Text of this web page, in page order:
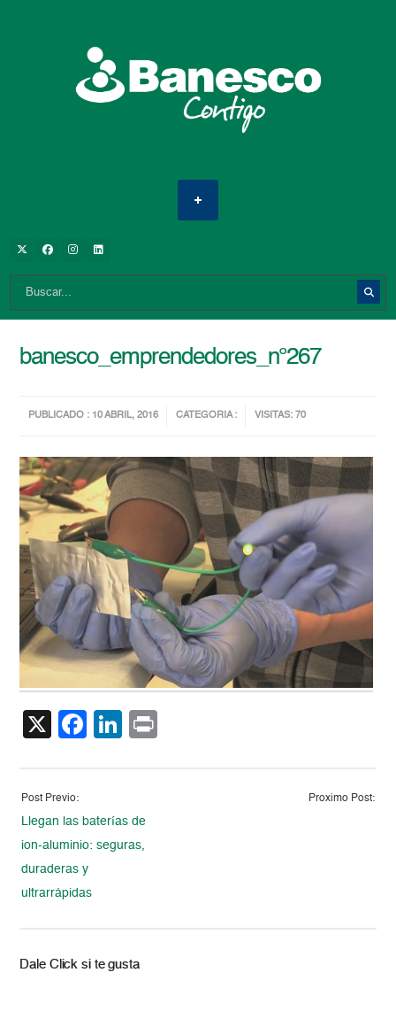
banesco_emprendedores_n°267
PUBLICADO : 10 ABRIL, 2016 CATEGORIA : VISITAS: 70
X Facebook
LinkedIn
Post Previo:
Llegan las baterías de
ion-aluminio: seguras,
duraderas y
ultrarrápidas
Proximo Post:
Dale Click si te gusta